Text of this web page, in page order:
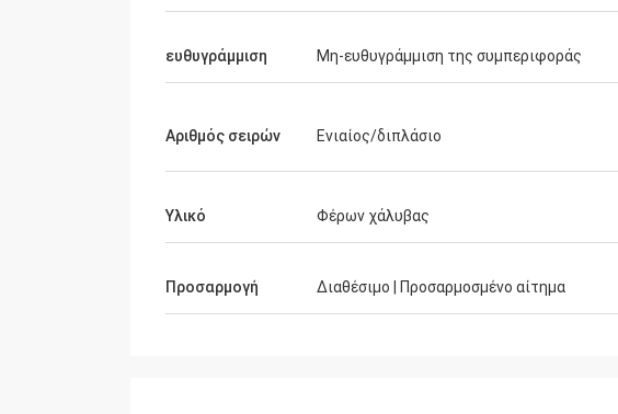
ευθυγράμμιση Μη-ευθυγράμμιση της συμπεριφοράς
Αριθμός σειρών Ενιαίος/διπλάσιο
Υλικό Φέρων χάλυβας
Προσαρμογή Διαθέσιμο | Προσαρμοσμένο αίτημα